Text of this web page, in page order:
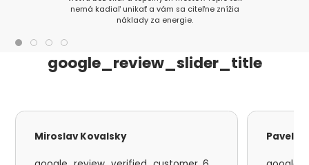
nemá kadiaľ unikať a vám sa citeľne znížia
náklady za energie.
google_review_slider_title
Miroslav Kovalsky Pavel